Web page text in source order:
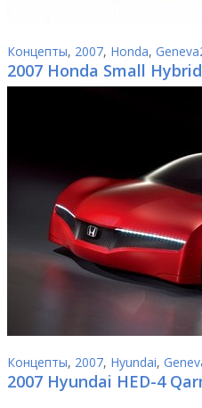
Концепты, 2007, Honda,
2007 Honda Small
Концепты, 2007, Hyundai,
2007 Hyundai HED-4